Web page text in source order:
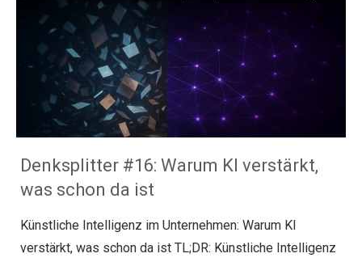
Denksplitter #16: Warum KI verstärkt,
was schon da ist
Künstliche Intelligenz im Unternehmen: Warum KI
verstärkt, was schon da ist TL;DR: Künstliche Intelligenz